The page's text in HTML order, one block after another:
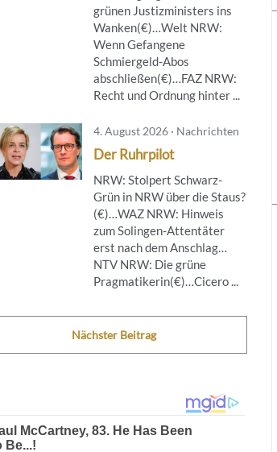
grünen Justizministers ins
Wanken(€)…Welt NRW:
Wenn Gefangene
Schmiergeld-Abos
abschließen(€)…FAZ NRW:
Recht und Ordnung hinter ...
4. August 2026 · Nachrichten
Der Ruhrpilot
NRW: Stolpert Schwarz-
Grün in NRW über die Staus?
(€)…WAZ NRW: Hinweis
zum Solingen-Attentäter
erst nach dem Anschlag…
NTV NRW: Die grüne
Pragmatikerin(€)…Cicero ...
Nächster Beitrag